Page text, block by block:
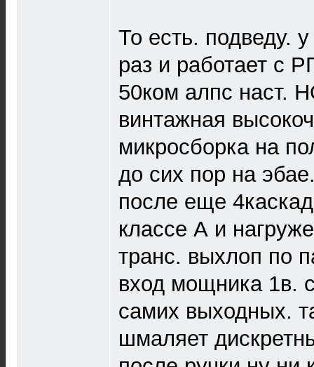
То есть. подведу.
раз и работает с
50ком алпс наст.
винтажная
микросборка на
до сих пор на
после еще
классе А и
транс. выхлоп по
вход мощника 1в.
самих выходных.
шмаляет